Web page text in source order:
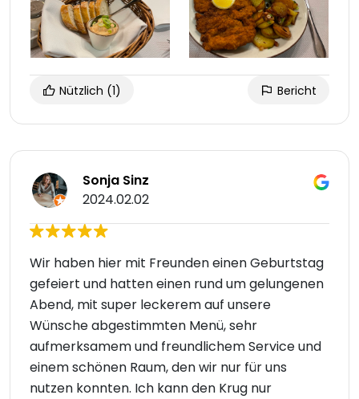
Nützlich (1) Bericht
Sonja Sinz
2024.02.02
Wir haben hier mit Freunden einen Geburtstag
gefeiert und hatten einen rund um gelungenen
Abend, mit super leckerem auf unsere
Wünsche abgestimmten Menü, sehr
aufmerksamem und freundlichem Service und
einem schönen Raum, den wir nur für uns
nutzen konnten. Ich kann den Krug nur